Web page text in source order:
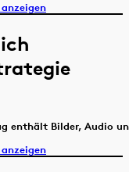
enthält Bilder, Audio